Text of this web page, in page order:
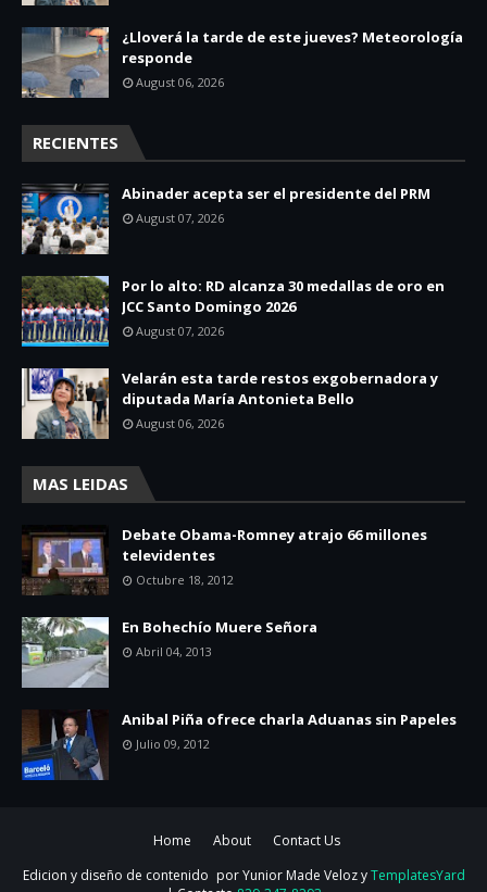
¿Lloverá la tarde de este jueves? Meteorología
responde
August 06, 2026
RECIENTES
Abinader acepta ser el presidente del PRM
August 07, 2026
Por lo alto: RD alcanza 30 medallas de oro en
JCC Santo Domingo 2026
August 07, 2026
Velarán esta tarde restos exgobernadora y
diputada María Antonieta Bello
August 06, 2026
MAS LEIDAS
Debate Obama-Romney atrajo 66 millones
televidentes
Octubre 18, 2012
En Bohechío Muere Señora
Abril 04, 2013
Anibal Piña ofrece charla Aduanas sin Papeles
Julio 09, 2012
Home About
Contact Us
Edicion y diseño de contenido por Yunior Made Veloz yTemplatesYard